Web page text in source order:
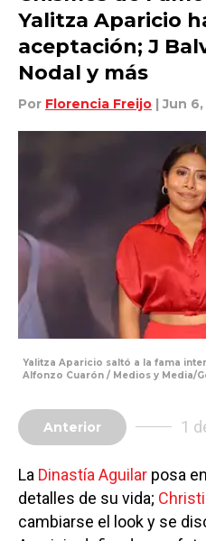
Yalitza Aparicio
aceptación; J
Nodal y más
Por Florencia Freijo | Jun
Yalitza Aparicio saltó a la fama
Alfonzo Cuarón / Medios y Media/
Anterior 1
La Dinastía Aguilar posa
detalles de su vida;
cambiarse el look y se